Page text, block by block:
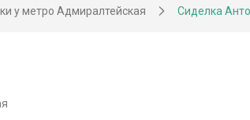
у метро Адмиралтейская Сиделка